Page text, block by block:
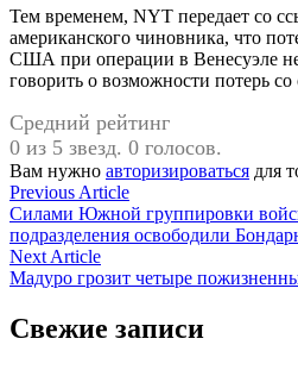
Тем временем, NYT передает со
американского чиновника, что
США при операции в Венесуэле
говорить о возможности потерь
Средний рейтинг
0 из 5 звезд. 0 голосов.
Вам нужно авторизироваться для
Навигация
по
записям
Previous ArticlePrevious
article:
Силами Южной группировки
подразделения освободили
Next ArticleNext
article:
Мадуро грозит четыре
Свежие записи